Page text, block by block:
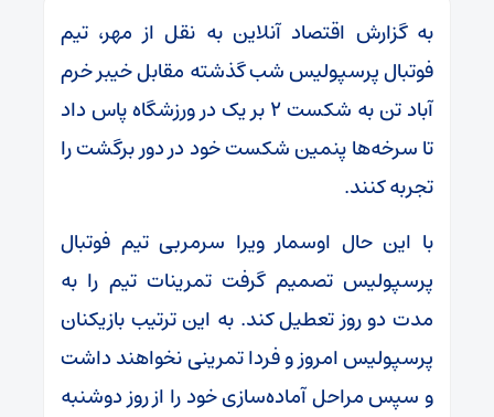
به گزارش اقتصاد آنلاین به نقل از مهر، تیم
فوتبال پرسپولیس شب گذشته مقابل خیبر خرم
آباد تن به شکست ۲ بر یک در ورزشگاه پاس داد
تا سرخه‌ها پنمین شکست خود در دور برگشت را
تجربه کنند.
با این حال اوسمار ویرا سرمربی تیم فوتبال
پرسپولیس تصمیم گرفت تمرینات تیم را به
مدت دو روز تعطیل کند. به این ترتیب بازیکنان
پرسپولیس امروز و فردا تمرینی نخواهند داشت
و سپس مراحل آماده‌سازی خود را از روز دوشنبه